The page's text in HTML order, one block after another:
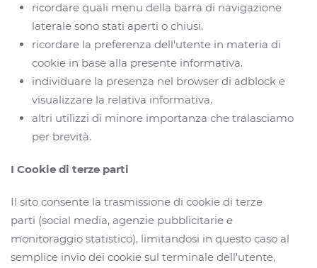
ricordare quali menu della barra di navigazione
laterale sono stati aperti o chiusi.
ricordare la preferenza dell'utente in materia di
cookie in base alla presente informativa.
individuare la presenza nel browser di adblock e
visualizzare la relativa informativa.
altri utilizzi di minore importanza che tralasciamo
per brevità.
I Cookie di terze parti
Il sito consente la trasmissione di cookie di terze
parti (social media, agenzie pubblicitarie e
monitoraggio statistico), limitandosi in questo caso al
semplice invio dei cookie sul terminale dell'utente,